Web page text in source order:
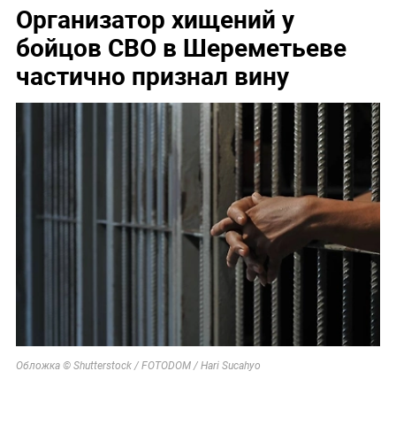
Организатор хищений у
бойцов СВО в Шереметьеве
частично признал вину
Обложка © Shutterstock / FOTODOM / Hari Sucahyo